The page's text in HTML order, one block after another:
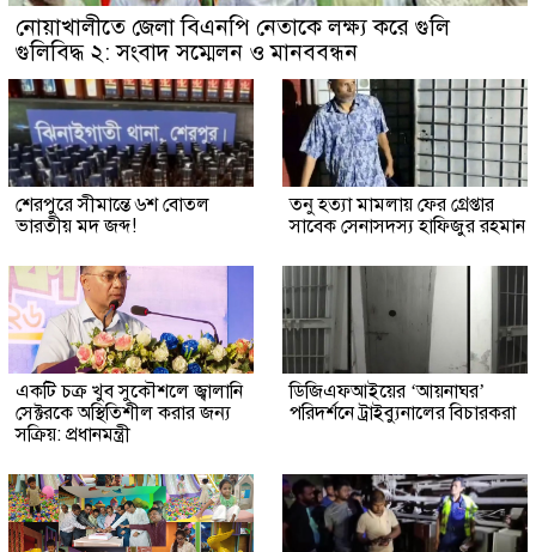
নোয়াখালীতে জেলা বিএনপি নেতাকে লক্ষ্য করে গুলি
গুলিবিদ্ধ ২: সংবাদ সম্মেলন ও মানববন্ধন
শেরপুরে সীমান্তে ৬শ বোতল
ভারতীয় মদ জব্দ!
তনু হত্যা মামলায় ফের গ্রেপ্তার
সাবেক সেনাসদস্য হাফিজুর রহমান
একটি চক্র খুব সুকৌশলে জ্বালানি
সেক্টরকে অস্থিতিশীল করার জন্য
সক্রিয়: প্রধানমন্ত্রী
ডিজিএফআইয়ের ‘আয়নাঘর’
পরিদর্শনে ট্রাইব্যুনালের বিচারকরা